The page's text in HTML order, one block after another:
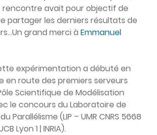
rencontre avait pour objectif de
partager les derniers résultats de
grand merci à Emmanuel
expérimentation a débuté en
en route des premiers serveurs
Scientifique de Modélisation
le concours du Laboratoire de
Parallélisme (LIP – UMR CNRS 5668
Lyon 1 | INRIA).